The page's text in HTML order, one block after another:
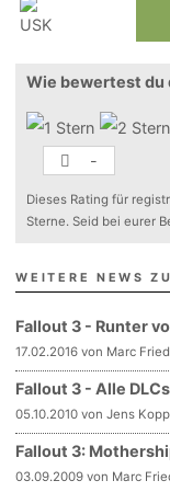
Wie bewertest du
-
Dieses Rating für
Sterne. Seid bei eurer
WEITERE NEWS
Fallout 3 - Runter
17.02.2016 von Marc
Fallout 3 - Alle
05.10.2010 von Jens
Fallout 3:
03.09.2009 von Marc